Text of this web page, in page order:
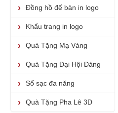
Đồng hồ để bàn in logo
Khẩu trang in logo
Quà Tặng Mạ Vàng
Quà Tặng Đại Hội Đảng
Sổ sạc đa năng
Quà Tặng Pha Lê 3D